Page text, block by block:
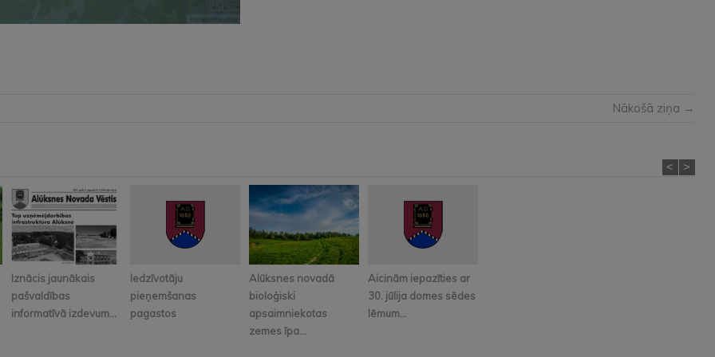
Nākošā ziņa →
Iznācis jaunākais
pašvaldības
informatīvā izdevum...
Iedzīvotāju
pieņemšanas
pagastos
Alūksnes novadā
bioloģiski
apsaimniekotas
zemes īpa...
Aicinām iepazīties ar
30. jūlija domes sēdes
lēmum...
< >